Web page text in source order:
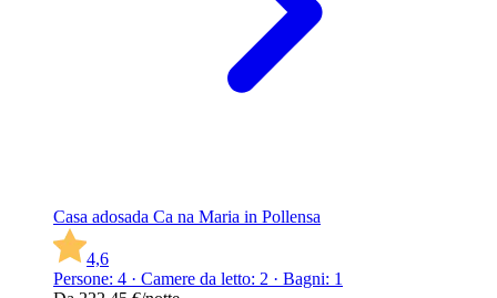
Casa adosada Ca na Maria in Pollensa
4,6
Persone: 4 · Camere da letto: 2 · Bagni: 1